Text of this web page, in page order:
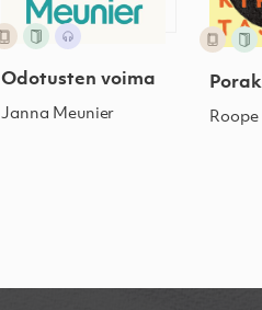
Odotusten voima
Janna Meunier